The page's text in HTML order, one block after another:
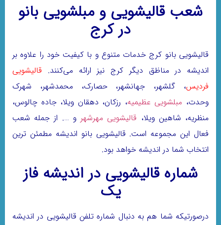
شعب قالیشویی و مبلشویی بانو
در کرج
قالیشویی بانو کرج خدمات متنوع و با کیفیت خود را علاوه بر
اندیشه در مناظق دیگر کرج نیز ارائه می‌کنند. قالیشویی
فردیس، گلشهر، جهانشهر، حصارک، محمدشهر، شهرک
وحدت، مبلشویی عظیمیه، رزکان، دهقان ویلا، جاده چالوس،
منظریه، شاهین ویلا، قالیشویی مهرشهر و …. از جمله شعب
فعال این مجموعه است. قالیشویی بانو اندیشه مطمئن ترین
انتخاب شما در اندیشه خواهد بود.
شماره قالیشویی در اندیشه فاز
یک
درصورتیکه شما هم به دنبال شماره تلفن قالیشویی در اندیشه